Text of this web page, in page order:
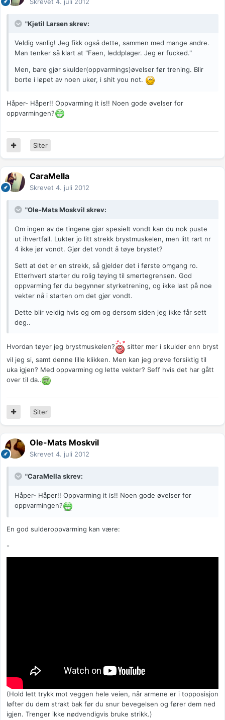
Skrevet 4. juli 2012
"Kjetil Larsen skrev:
Veldig vanlig! Jeg fikk også dette, sammen med mange andre.
Man tenker så klart at "Faen, leddplager. Jeg er fucked."
Men, bare gjør skulder(oppvarmings)øvelser før trening. Blir
borte i løpet av noen uker, i shit you not.
Håper- Håper!! Oppvarming it is!! Noen gode øvelser for
oppvarmingen?
Siter
CaraMella
Skrevet 4. juli 2012
"Ole-Mats Moskvil skrev:
Om ingen av de tingene gjør spesielt vondt kan du nok puste
ut ihvertfall. Lukter jo litt strekk brystmuskelen, men litt rart nr
4 ikke jør vondt. Gjør det vondt å tøye brystet?
Sett at det er en strekk, så gjelder det i første omgang ro.
Etterhvert starter du rolig tøying til smertegrensen. God
oppvarming før du begynner styrketrening, og ikke last på noe
vekter nå i starten om det gjør vondt.
Dette blir veldig hvis og om og dersom siden jeg ikke får sett
deg..
Hvordan tøyer jeg brystmuskelen?
sitter mer i skulder enn bryst
vil jeg si, samt denne lille klikken. Men kan jeg prøve forsiktig til
uka igjen? Med oppvarming og lette vekter? Seff hvis det har gått
over til da..
Siter
Ole-Mats Moskvil
Skrevet 4. juli 2012
"CaraMella skrev:
Håper- Håper!! Oppvarming it is!! Noen gode øvelser for
oppvarmingen?
En god sulderoppvarming kan være:
-
(Hold lett trykk mot veggen hele veien, når armene er i topposisjon
løfter du dem strakt bak før du snur bevegelsen og fører dem ned
igjen. Trenger ikke nødvendigvis bruke strikk.)